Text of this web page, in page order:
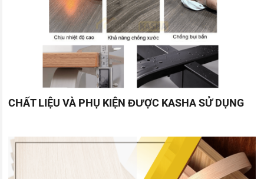
CHẤT LIỆU VÀ PHỤ KIỆN ĐƯỢC KASHA SỬ DỤNG